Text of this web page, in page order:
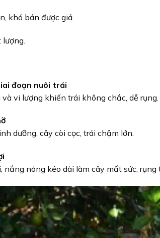
khó bán được giá.
đoạn nuôi trái
vi lượng khiến trái không chắc, dễ rụng.
dưỡng, cây còi cọc, trái chậm lớn.
nóng kéo dài làm cây mất sức, rụng